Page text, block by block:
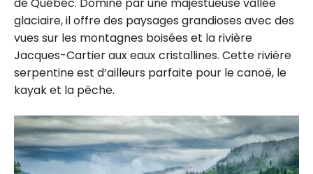
glaciaire, il offre des paysages grandioses avec des
vues sur les montagnes boisées et la rivière
Jacques-Cartier aux eaux cristallines. Cette rivière
serpentine est d’ailleurs parfaite pour le canoë, le
kayak et la pêche.